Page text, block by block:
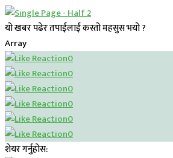
यो खबर पढेर तपाईलाई कस्तो महसुस भयो ?
Array
0
0
0
0
0
0
शेयर गर्नुहोस: